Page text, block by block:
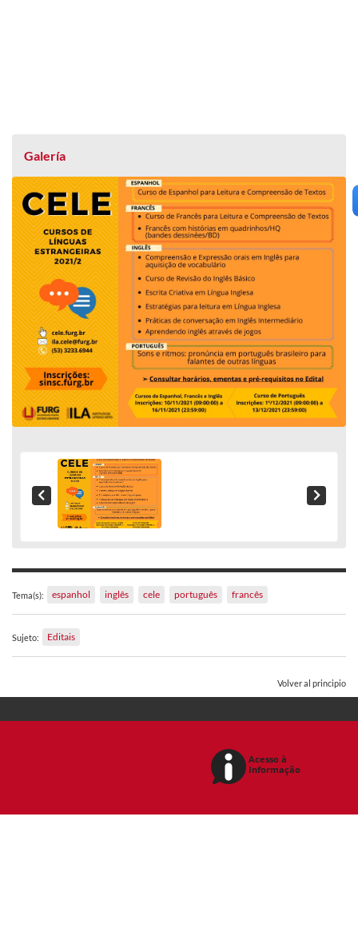
Galería
Tema(s): espanhol inglês cele português francês
Sujeto: Editais
Volver al principio